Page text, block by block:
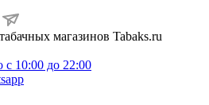
магазинов Tabaks.ru
с 10:00 до 22:00